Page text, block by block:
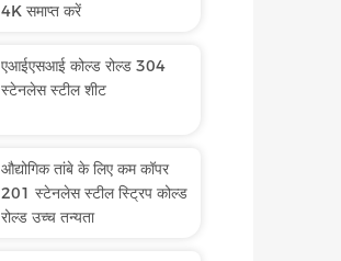
4K समाप्त करें
एआईएसआई कोल्ड रोल्ड 304
स्टेनलेस स्टील शीट
औद्योगिक तांबे के लिए कम कॉपर
201 स्टेनलेस स्टील स्ट्रिप कोल्ड
रोल्ड उच्च तन्यता